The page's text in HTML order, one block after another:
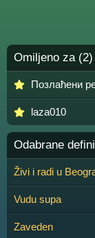
Omiljeno za (2)
Позлаћени
laza010
Odabrane
Živi i radi u
Vudu supa
Zaveden